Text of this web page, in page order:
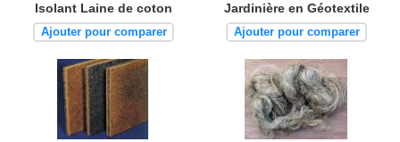
Isolant Laine de coton
Ajouter pour comparer
Jardinière en Géotextile
Ajouter pour comparer